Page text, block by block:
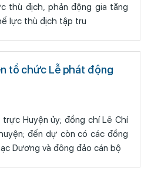
lực thù địch tập tru
tổ chức Lễ phát động
Huyện ủy; đồng chí Lê Chí
đến dự còn có các đồng
Dương và đông đảo cán bộ